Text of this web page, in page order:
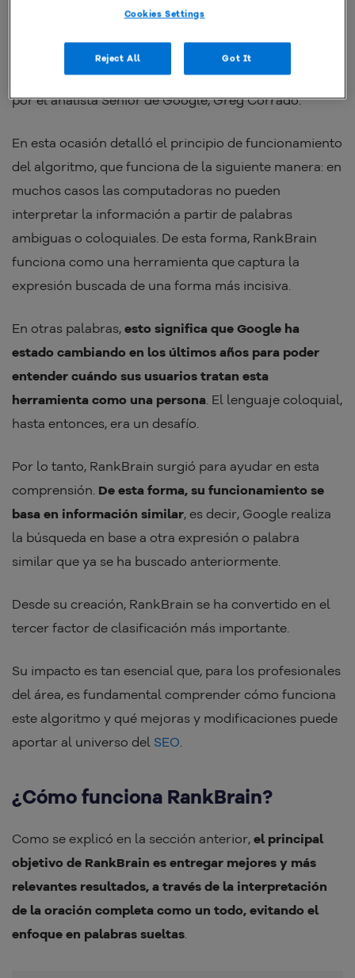
comprender mejor elsignificado de las solicitudes de
En el año 2015, RankBrain fue presentado al público
por el analista Senior de Google, Greg Corrado.
En esta ocasión detalló el principio de funcionamiento
del algoritmo, que funciona de la siguiente manera: en
muchos casos las computadoras no pueden
interpretar la información a partir de palabras
ambiguas o coloquiales. De esta forma, RankBrain
funciona como una herramienta que captura la
expresión buscada de una forma más incisiva.
En otras palabras, esto significa que Google ha
estado cambiando en los últimos años para poder
entender cuándo sus usuarios tratan esta
herramienta como una persona . El lenguaje coloquial,
hasta entonces, era un desafío.
Por lo tanto, RankBrain surgió para ayudar en esta
comprensión. De esta forma, su funcionamiento se
basa en información similar, es decir, Google realiza
la búsqueda en base a otra expresión o palabra
similar que ya se ha buscado anteriormente.
Desde su creación, RankBrain se ha convertido en el
tercer factor de clasificación más importante.
Su impacto es tan esencial que, para los profesionales
del área, es fundamental comprender cómo funciona
este algoritmo y qué mejoras y modificaciones puede
aportar al universo del SEO
¿Cómo funciona RankBrain?
Como se explicó en la sección anterior, el principal
objetivo de RankBrain es entregar mejores y más
relevantes resultados, a través de la interpretación
de la oración completa como un todo, evitando el
enfoque en palabras sueltas
Cookies Settings
Reject All Got It